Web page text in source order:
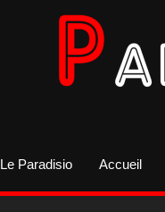
Le Paradisio Accueil